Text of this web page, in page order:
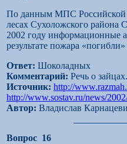
По данным МПС Российской
лесах Сухоложского района
2002 году информационные
результате пожара
Ответ: Шоколадных
Комментарий: Речь о зайцах.
Источник: http://
http://www.sostav.ru/news/
Автор: Владислав
Вопрос 16